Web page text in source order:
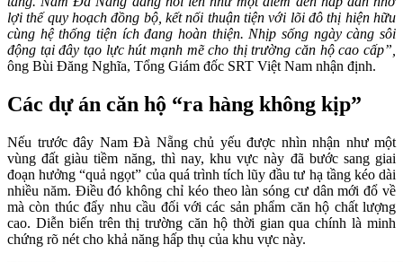
lợi thế quy hoạch đồng bộ, kết nối thuận tiện với lõi đô thị hiện hữu
cùng hệ thống tiện ích đang hoàn thiện. Nhịp sống ngày càng sôi
động tại đây tạo lực hút mạnh mẽ cho thị trường căn hộ cao cấp”,
ông Bùi Đăng Nghĩa, Tổng Giám đốc SRT Việt Nam nhận định.
Các dự án căn hộ “ra hàng không kịp”
Nếu trước đây Nam Đà Nẵng chủ yếu được nhìn nhận như một
vùng đất giàu tiềm năng, thì nay, khu vực này đã bước sang giai
đoạn hưởng “quả ngọt” của quá trình tích lũy đầu tư hạ tầng kéo dài
nhiều năm. Điều đó không chỉ kéo theo làn sóng cư dân mới đổ về
mà còn thúc đẩy nhu cầu đối với các sản phẩm căn hộ chất lượng
cao. Diễn biến trên thị trường căn hộ thời gian qua chính là minh
chứng rõ nét cho khả năng hấp thụ của khu vực này.